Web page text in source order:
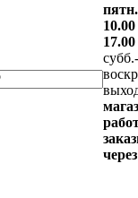
17.00
субб.-